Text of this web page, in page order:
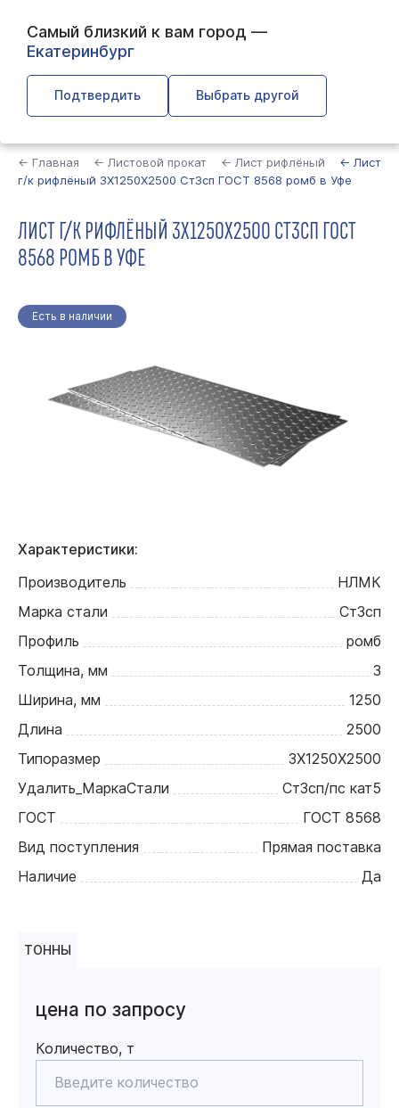
Самый близкий к вам город —
Екатеринбург
Подтвердить Выбрать другой
← Главная ← Листовой прокат ← Лист рифлёный
← Лист
г/к рифлёный 3Х1250Х2500 Ст3сп ГОСТ 8568 ромб в Уфе
ЛИСТ Г/К РИФЛЁНЫЙ 3Х1250Х2500 СТ3СП ГОСТ
8568 РОМБ В УФЕ
Есть в наличии
Характеристики:
Производитель
НЛМК
Марка стали
Ст3сп
Профиль
ромб
Толщина, мм
3
Ширина, мм
1250
Длина
2500
Типоразмер
3Х1250Х2500
Удалить_МаркаСтали
Ст3сп/пс кат5
ГОСТ
ГОСТ 8568
Вид поступления
Прямая поставка
Наличие
Да
ТОННЫ
цена по запросу
Количество, т